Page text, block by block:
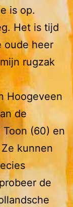
is op.
Het is tijd
oude heer
rugzak
Hoogeveen
de
(60) en
kunnen
de